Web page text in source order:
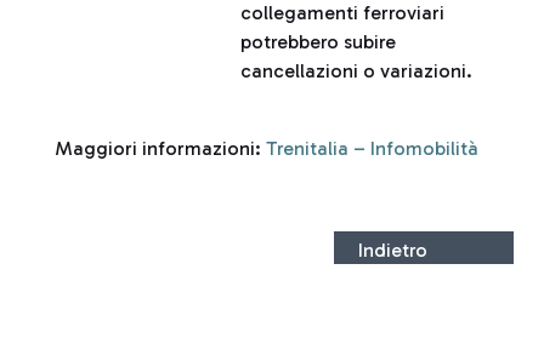
collegamenti ferroviari
potrebbero subire
cancellazioni o variazioni.
Maggiori informazioni: Trenitalia – Infomobilità
Indietro